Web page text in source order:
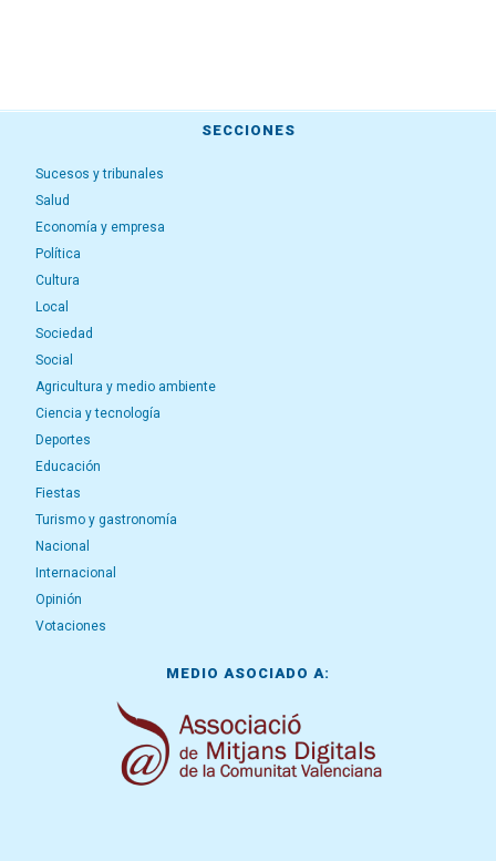
SECCIONES
Sucesos y tribunales
Salud
Economía y empresa
Política
Cultura
Local
Sociedad
Social
Agricultura y medio ambiente
Ciencia y tecnología
Deportes
Educación
Fiestas
Turismo y gastronomía
Nacional
Internacional
Opinión
Votaciones
MEDIO ASOCIADO A: